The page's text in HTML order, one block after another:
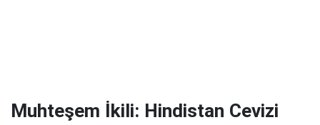
Muhteşem İkili: Hindistan Cevizi